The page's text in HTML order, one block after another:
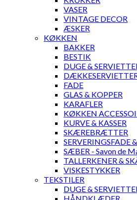
VASER
VINTAGE DECOR
ÆSKER
KØKKEN
BAKKER
BESTIK
DUGE &
FADE
GLAS & KOPPER
KARAFLER
KØKKEN
KURVE & KASSER
SKÆREBRÆTTER
SERVERINGSFADE
SÆBER - Savon de
TALLERKENER &
VISKESTYKKER
TEKSTILER
DUGE &